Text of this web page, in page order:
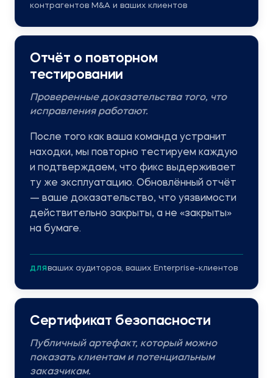
контрагентов M&A и ваших клиентов
Отчёт о повторном
тестировании
Проверенные доказательства того, что
исправления работают.
После того как ваша команда устранит
находки, мы повторно тестируем каждую
и подтверждаем, что фикс выдерживает
ту же эксплуатацию. Обновлённый отчёт
— ваше доказательство, что уязвимости
действительно закрыты, а не «закрыты»
на бумаге.
ДЛЯваших аудиторов, ваших Enterprise-клиентов
Сертификат безопасности
Публичный артефакт, который можно
показать клиентам и потенциальным
заказчикам.